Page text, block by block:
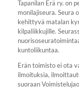
Tapanilan Erä ry. on
monilajiseura. Seura
kehittyvä matalan
kilpaliikkujille.
kuntoliikuntaa.
Erän toimisto ei ota
ilmoituksia,
suoraan